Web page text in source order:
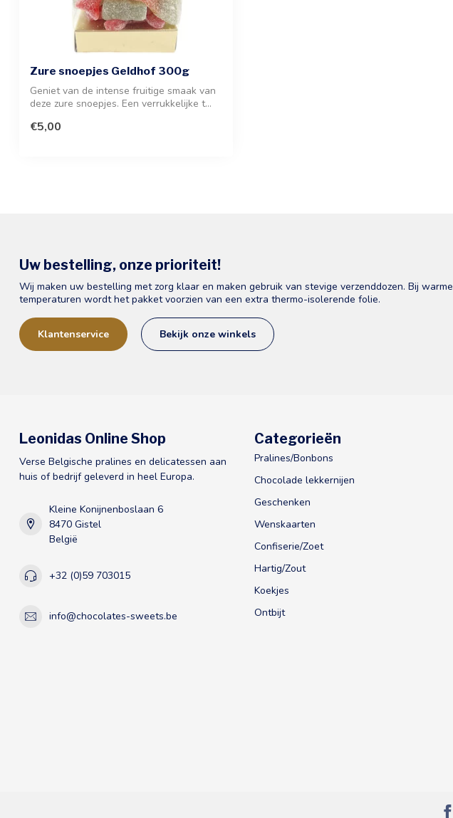
Zure snoepjes Geldhof 300g
Geniet van de intense fruitige smaak van
deze zure snoepjes. Een verrukkelijke t...
€5,00
Uw bestelling, onze prioriteit!
Wij maken uw bestelling met zorg klaar en maken gebruik van stevige verzenddozen. Bij warme
temperaturen wordt het pakket voorzien van een extra thermo-isolerende folie.
Klantenservice Bekijk onze winkels
Leonidas Online Shop
Verse Belgische pralines en delicatessen aan
huis of bedrijf geleverd in heel Europa.
Kleine Konijnenboslaan 6
8470 Gistel
België
+32 (0)59 703015
info@chocolates-sweets.be
Categorieën
Pralines/Bonbons
Chocolade lekkernijen
Geschenken
Wenskaarten
Confiserie/Zoet
Hartig/Zout
Koekjes
Ontbijt